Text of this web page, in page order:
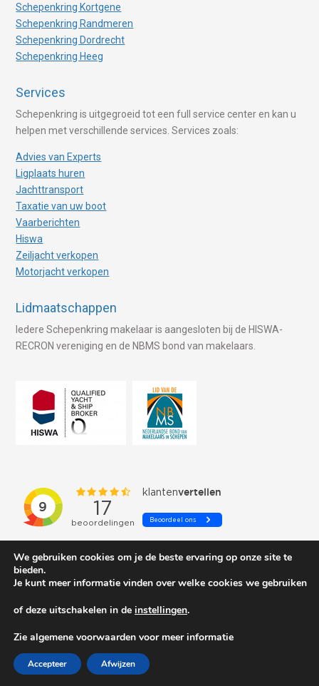
Schepenkring Kortgene
Schepenkring Randmeren
Schepenkring Dordrecht
Schepenkring Heeg
Services
Schepenkring is uitgegroeid tot een full service center en kan u
helpen met verschillende services. Services zoals:
Advies van Experts
Ligplaats huren
Jachttransport
Taxatie van uw boot
Vaarberichten
Hiswa
Zeiljacht verkopen
Motorjacht verkopen
Lidmaatschappen
Iedere Schepenkring makelaar is aangesloten bij de HISWA-
RECRON vereniging en de NBMS bond van makelaars.
Privacy and cookies
We gebruiken cookies om je de beste ervaring op onze site te
bieden.
Je kunt meer informatie vinden over welke cookies we gebruiken
of deze uitschakelen in de instellingen.
Zie algemene voorwaarden voor meer informatie
Accepteer Afwijzen